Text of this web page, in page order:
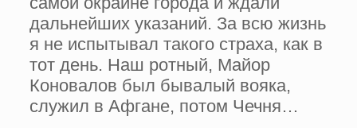
дальнейших указаний. За всю жизнь
я не испытывал такого страха, как в
тот день. Наш ротный, Майор
Коновалов был бывалый вояка,
служил в Афгане, потом Чечня…